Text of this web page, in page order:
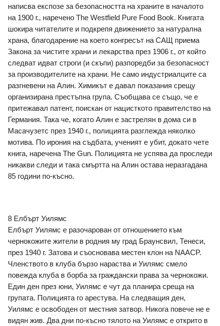
написва експозе за безопасността на храните в началото
на 1900 г., наречено The Westfield Pure Food Book. Книгата
шокира читателите и подкрепя движението за натурална
храна, благодарение на което конгресът на САЩ приема
Закона за чистите храни и лекарства през 1906 г., от който
следват идват строги (и скъпи) разпоредби за безопасност
за производителите на храни. Не само индустриалците са
разгневени на Алин. Химикът е давал показания срещу
организирана престъпна група. Съобщава се също, че е
притежавал патент, поискан от нацисткото правителство на
Германия. Така че, когато Алин е застрелян в дома си в
Масачузетс през 1940 г., полицията разглежда няколко
мотива. По ирония на съдбата, ученият е убит, докато чете
книга, наречена The Gun. Полицията не успява да проследи
никакви следи и така смъртта на Алин остава неразгадана
85 години по-късно.
8 Елбърт Уилямс
Елбърт Уилямс е разочарован от отношението към
чернокожите жители в родния му град Браунсвил, Тенеси,
през 1940 г. Затова и съосновава местен клон на NAACP.
Членството в клуба бързо нараства и Уилямс смело
повежда клуба в борба за граждански права за чернокожи.
Един ден през юни, Уилямс е чут да планира среща на
групата. Полицията го арестува. На следващия ден,
Уилямс е освободен от местния затвор. Никога повече не е
видян жив. Два дни по-късно тялото на Уилямс е открито в